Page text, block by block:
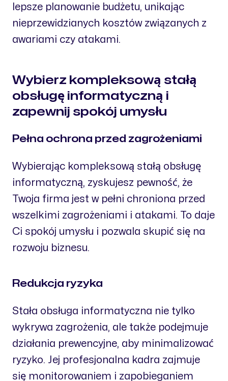
lepsze planowanie budżetu, unikając
nieprzewidzianych kosztów związanych z
awariami czy atakami.
Wybierz kompleksową stałą
obsługę informatyczną i
zapewnij spokój umysłu
Pełna ochrona przed zagrożeniami
Wybierając kompleksową stałą obsługę
informatyczną, zyskujesz pewność, że
Twoja firma jest w pełni chroniona przed
wszelkimi zagrożeniami i atakami. To daje
Ci spokój umysłu i pozwala skupić się na
rozwoju biznesu.
Redukcja ryzyka
Stała obsługa informatyczna nie tylko
wykrywa zagrożenia, ale także podejmuje
działania prewencyjne, aby minimalizować
ryzyko. Jej profesjonalna kadra zajmuje
się monitorowaniem i zapobieganiem